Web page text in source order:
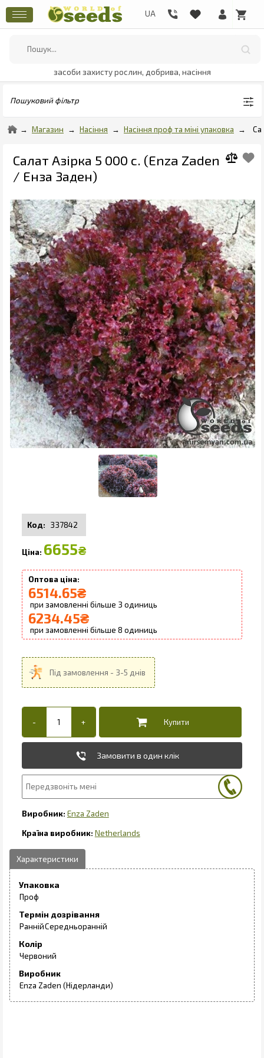
засоби захисту рослин, добрива, насіння
Пошуковий фільтр
Магазин Насіння Насіння проф та міні упаковка
Салат Азірка 5 000 с. (Enza Zaden
/ Енза Заден)
337842
6655₴
6514.65₴
3
6234.45₴
8
Замовити в один клік
Enza Zaden
Netherlands
Упаковка
Проф
Термін дозрівання
РаннійСередньоранній
Колір
Червоний
Виробник
Enza Zaden (Нідерланди)